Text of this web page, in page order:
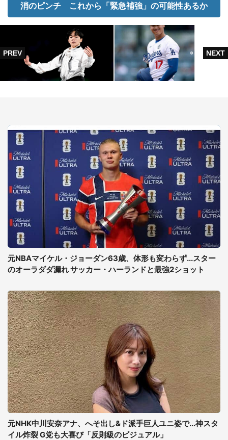
消のピンチ これから「緊急補強」の可能性あるか
元NBAマイケル・ジョーダン63歳、体形も変わらず...スター
のオーラダダ漏れ サッカー・ハーランドと最強2ショット
元NHK中川安奈アナ、へそ出し&ド派手巨人ユニ姿で...神スタ
イル炸裂 G党も大喜び「反則級のビジュアル」